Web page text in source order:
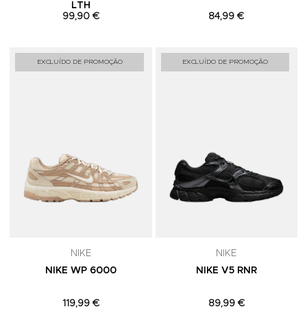
LTH
99,90 €
84,99 €
EXCLUÍDO DE PROMOÇÃO Adicionar aos Favoritos
NIKE
NIKE WP 6000
119,99 €
EXCLUÍDO DE PROMOÇÃO
NIKE
NIKE V5 RNR
89,99 €